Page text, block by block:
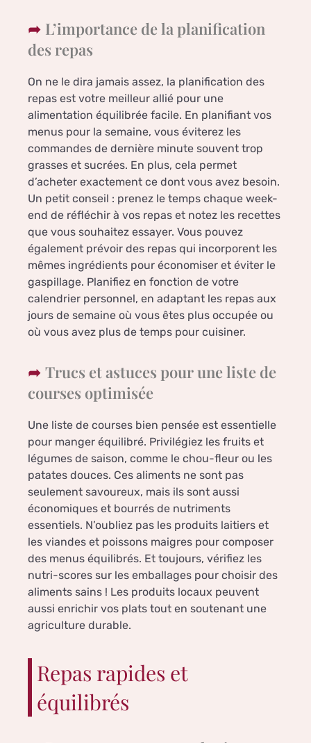
L’importance de la planification
des repas
On ne le dira jamais assez, la planification des
repas est votre meilleur allié pour une
alimentation équilibrée facile. En planifiant vos
menus pour la semaine, vous éviterez les
commandes de dernière minute souvent trop
grasses et sucrées. En plus, cela permet
d’acheter exactement ce dont vous avez besoin.
Un petit conseil : prenez le temps chaque week-
end de réfléchir à vos repas et notez les recettes
que vous souhaitez essayer. Vous pouvez
également prévoir des repas qui incorporent les
mêmes ingrédients pour économiser et éviter le
gaspillage. Planifiez en fonction de votre
calendrier personnel, en adaptant les repas aux
jours de semaine où vous êtes plus occupée ou
où vous avez plus de temps pour cuisiner.
Trucs et astuces pour une liste de
courses optimisée
Une liste de courses bien pensée est essentielle
pour manger équilibré. Privilégiez les fruits et
légumes de saison, comme le chou-fleur ou les
patates douces. Ces aliments ne sont pas
seulement savoureux, mais ils sont aussi
économiques et bourrés de nutriments
essentiels. N’oubliez pas les produits laitiers et
les viandes et poissons maigres pour composer
des menus équilibrés. Et toujours, vérifiez les
nutri-scores sur les emballages pour choisir des
aliments sains ! Les produits locaux peuvent
aussi enrichir vos plats tout en soutenant une
agriculture durable.
Repas rapides et
équilibrés